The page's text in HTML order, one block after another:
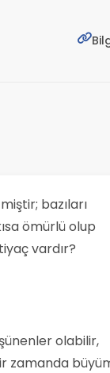
bazıları
ömürlü olup
vardır?
olabilir,
zamanda